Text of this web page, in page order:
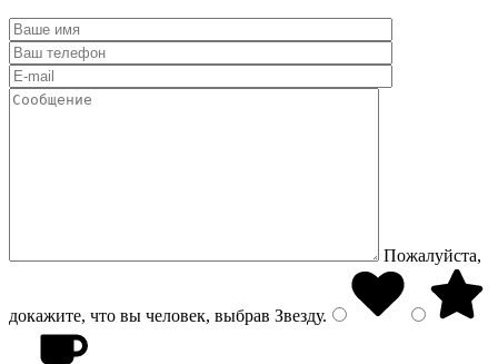
Пожалуйста,
докажите, что вы человек, выбрав Звезду.